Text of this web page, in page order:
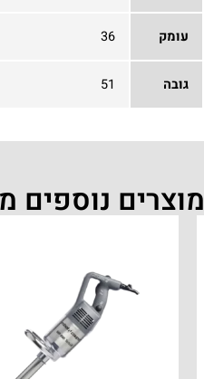
עומק 36
גובה 51
מוצרים נוספים